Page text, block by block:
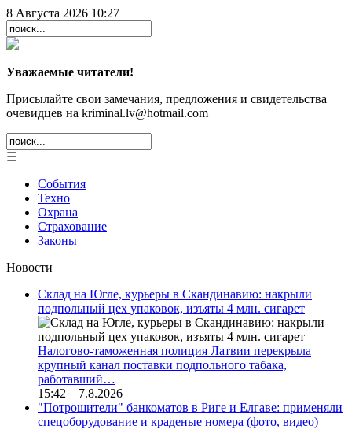
8 Августа 2026 10:27
Уважаемые читатели!
Присылайте свои замечания, предложения и свидетельства
очевидцев на kriminal.lv@hotmail.com
☰
События
Техно
Охрана
Страхование
Законы
Новости
Склад на Югле, курьеры в Скандинавию: накрыли
подпольный цех упаковок, изъяты 4 млн. сигарет
Налогово-таможенная полиция Латвии перекрыла
крупный канал поставки подпольного табака,
работавший…
15:42 7.8.2026
"Потрошители" банкоматов в Риге и Елгаве: применяли
спецоборудование и краденые номера (фото, видео)